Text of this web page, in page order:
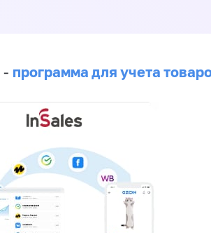
- программа для учета